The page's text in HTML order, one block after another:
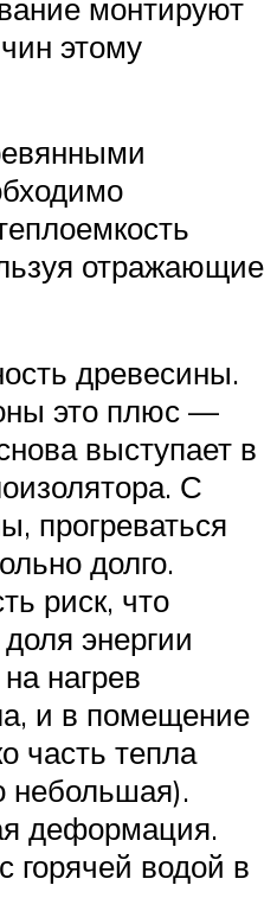
монтируют
этому
отражающие
древесины.
это плюс —
выступает в
С
прогреваться
долго.
риск, что
энергии
нагрев
и в помещение
часть тепла
небольшая).
деформация.
горячей водой в